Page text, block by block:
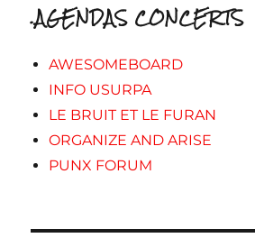
.AGENDAS CONCERTS
AWESOMEBOARD
INFO USURPA
LE BRUIT ET LE FURAN
ORGANIZE AND ARISE
PUNX FORUM